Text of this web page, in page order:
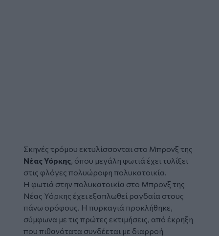
Σκηνές τρόμου εκτυλίσσονται στο Μπρονξ της
Νέας Υόρκης, όπου μεγάλη φωτιά έχει τυλίξει
στις φλόγες πολυώροφη πολυκατοικία.
Η φωτιά στην πολυκατοικία στο Μπρονξ της
Νέας Υόρκης έχει εξαπλωθεί ραγδαία στους
πάνω ορόφους. Η πυρκαγιά προκλήθηκε,
σύμφωνα με τις πρώτες εκτιμήσεις, από έκρηξη
που πιθανότατα συνδέεται με διαρροή